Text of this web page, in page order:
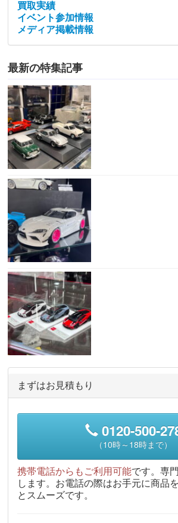
買取実績
イベント参加情報
メディア掲載情報
最新の特集記事
まずはお見積もり
0120-500-
（10時～18時まで）
携帯電話からもご利用可能です。専
します。お電話の際はお手元に商品
とスムーズです。